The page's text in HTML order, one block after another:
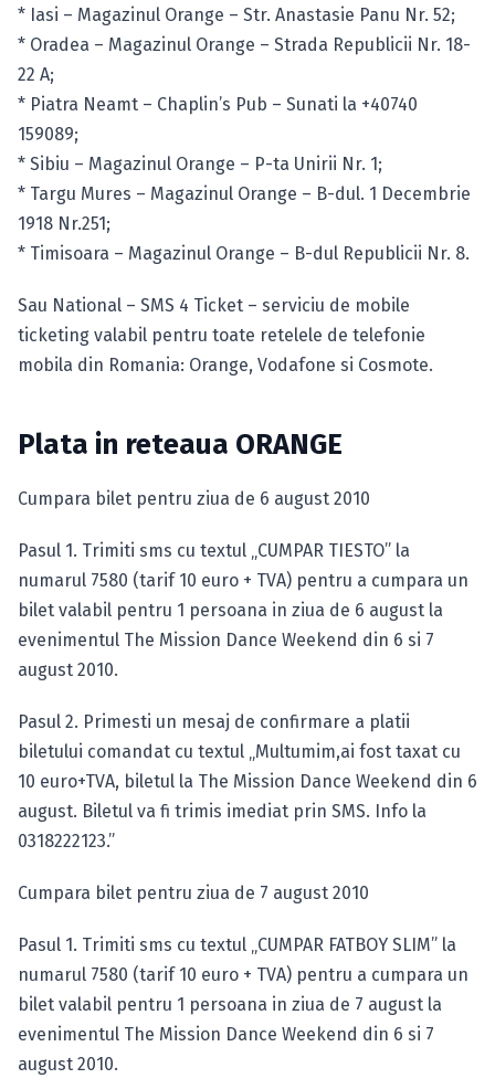
* Iasi – Magazinul Orange – Str. Anastasie Panu Nr. 52;
* Oradea – Magazinul Orange – Strada Republicii Nr. 18-
22 A;
* Piatra Neamt – Chaplin’s Pub – Sunati la +40740
159089;
* Sibiu – Magazinul Orange – P-ta Unirii Nr. 1;
* Targu Mures – Magazinul Orange – B-dul. 1 Decembrie
1918 Nr.251;
* Timisoara – Magazinul Orange – B-dul Republicii Nr. 8.
Sau National – SMS 4 Ticket – serviciu de mobile
ticketing valabil pentru toate retelele de telefonie
mobila din Romania: Orange, Vodafone si Cosmote.
Plata in reteaua ORANGE
Cumpara bilet pentru ziua de 6 august 2010
Pasul 1. Trimiti sms cu textul „CUMPAR TIESTO” la
numarul 7580 (tarif 10 euro + TVA) pentru a cumpara un
bilet valabil pentru 1 persoana in ziua de 6 august la
evenimentul The Mission Dance Weekend din 6 si 7
august 2010.
Pasul 2. Primesti un mesaj de confirmare a platii
biletului comandat cu textul „Multumim,ai fost taxat cu
10 euro+TVA, biletul la The Mission Dance Weekend din 6
august. Biletul va fi trimis imediat prin SMS. Info la
0318222123.”
Cumpara bilet pentru ziua de 7 august 2010
Pasul 1. Trimiti sms cu textul „CUMPAR FATBOY SLIM” la
numarul 7580 (tarif 10 euro + TVA) pentru a cumpara un
bilet valabil pentru 1 persoana in ziua de 7 august la
evenimentul The Mission Dance Weekend din 6 si 7
august 2010.